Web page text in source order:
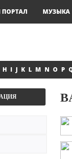
МУЗЫКА
H I J K L M N O P